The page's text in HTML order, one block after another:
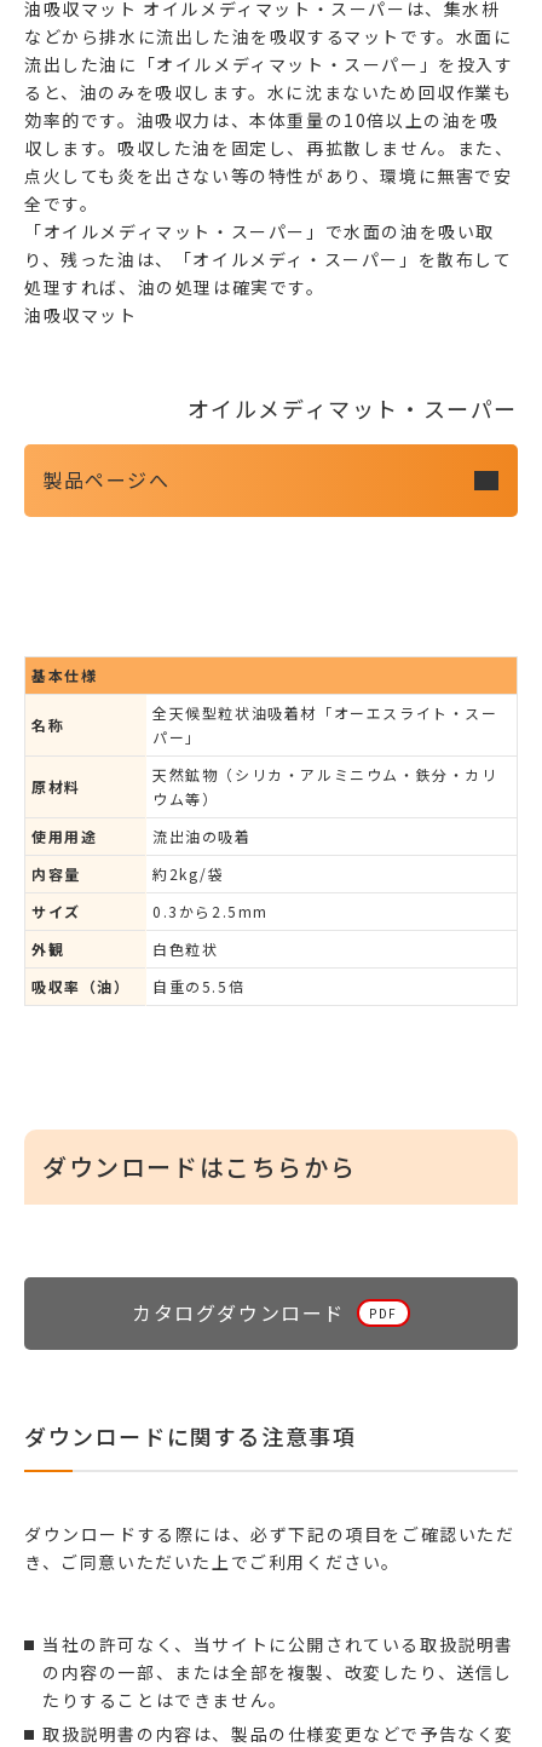
油吸収マット オイルメディマット・スーパーは、集水枡
などから排水に流出した油を吸収するマットです。水面に
流出した油に「オイルメディマット・スーパー」を投入す
ると、油のみを吸収します。水に沈まないため回収作業も
効率的です。油吸収力は、本体重量の10倍以上の油を吸
収します。吸収した油を固定し、再拡散しません。また、
点火しても炎を出さない等の特性があり、環境に無害で安
全です。
「オイルメディマット・スーパー」で水面の油を吸い取
り、残った油は、「オイルメディ・スーパー」を散布して
処理すれば、油の処理は確実です。
油吸収マット
オイルメディマット・スーパー
製品ページへ
基本仕様
名称
全天候型粒状油吸着材「オーエスライト・スー
パー」
原材料
天然鉱物（シリカ・アルミニウム・鉄分・カリ
ウム等）
使用用途
流出油の吸着
内容量
約2kg/袋
サイズ
0.3から2.5mm
外観
白色粒状
吸収率（油）
自重の5.5倍
ダウンロードはこちらから
カタログダウンロード
ダウンロードに関する注意事項
ダウンロードする際には、必ず下記の項目をご確認いただ
き、ご同意いただいた上でご利用ください。
当社の許可なく、当サイトに公開されている取扱説明書
の内容の一部、または全部を複製、改変したり、送信し
たりすることはできません。
取扱説明書の内容は、製品の仕様変更などで予告なく変